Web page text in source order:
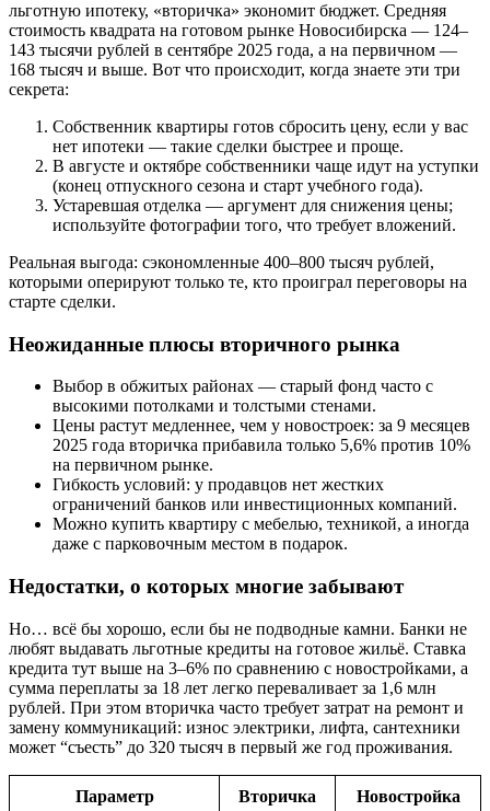
льготную ипотеку, «вторичка» экономит бюджет. Средняя
стоимость квадрата на готовом рынке Новосибирска — 124–
143 тысячи рублей в сентябре 2025 года, а на первичном —
168 тысяч и выше. Вот что происходит, когда знаете эти три
секрета:
Собственник квартиры готов сбросить цену, если у вас
нет ипотеки — такие сделки быстрее и проще.
В августе и октябре собственники чаще идут на уступки
(конец отпускного сезона и старт учебного года).
Устаревшая отделка — аргумент для снижения цены;
используйте фотографии того, что требует вложений.
Реальная выгода: сэкономленные 400–800 тысяч рублей,
которыми оперируют только те, кто проиграл переговоры на
старте сделки.
Неожиданные плюсы вторичного рынка
Выбор в обжитых районах — старый фонд часто с
высокими потолками и толстыми стенами.
Цены растут медленнее, чем у новостроек: за 9 месяцев
2025 года вторичка прибавила только 5,6% против 10%
на первичном рынке.
Гибкость условий: у продавцов нет жестких
ограничений банков или инвестиционных компаний.
Можно купить квартиру с мебелью, техникой, а иногда
даже с парковочным местом в подарок.
Недостатки, о которых многие забывают
Но… всё бы хорошо, если бы не подводные камни. Банки не
любят выдавать льготные кредиты на готовое жильё. Ставка
кредита тут выше на 3–6% по сравнению с новостройками, а
сумма переплаты за 18 лет легко переваливает за 1,6 млн
рублей. При этом вторичка часто требует затрат на ремонт и
замену коммуникаций: износ электрики, лифта, сантехники
может “съесть” до 320 тысяч в первый же год проживания.
Параметр Вторичка Новостройка